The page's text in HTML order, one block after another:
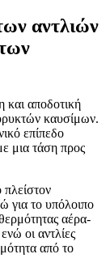
αντλιών
και αποδοτική
καυσίμων.
επίπεδο
μια τάση προς
πλείστον
για το υπόλοιπο
αέρα-
οι αντλίες
από το